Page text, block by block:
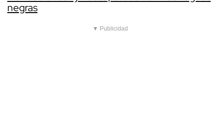
negras
▼ Publicidad